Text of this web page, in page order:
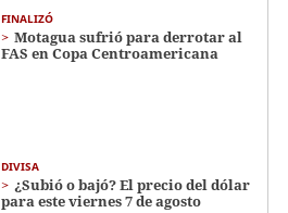
FINALIZÓ
Motagua sufrió para derrotar al
FAS en Copa Centroamericana
DIVISA
¿Subió o bajó? El precio del dólar
para este viernes 7 de agosto